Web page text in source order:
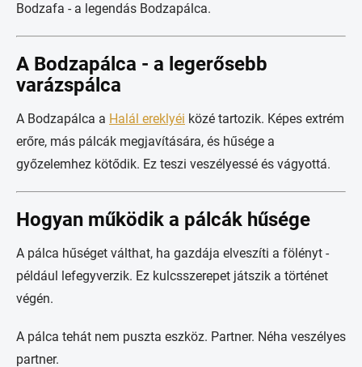
Bodzafa - a legendás Bodzapálca.
A Bodzapálca - a legerősebb
varázspálca
A Bodzapálca a Halál ereklyéi közé tartozik. Képes extrém
erőre, más pálcák megjavítására, és hűsége a
győzelemhez kötődik. Ez teszi veszélyessé és vágyottá.
Hogyan működik a pálcák hűsége
A pálca hűséget válthat, ha gazdája elveszíti a fölényt -
például lefegyverzik. Ez kulcsszerepet játszik a történet
végén.
A pálca tehát nem puszta eszköz. Partner. Néha veszélyes
partner.